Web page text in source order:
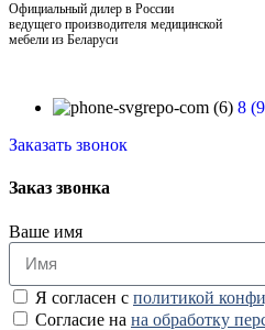
Официальный дилер в России
ведущего производителя медицинской
мебели из Беларуси
8
Заказать звонок
Заказ звонка
Ваше имя
Я согласен с политикой
Согласие на на обработку